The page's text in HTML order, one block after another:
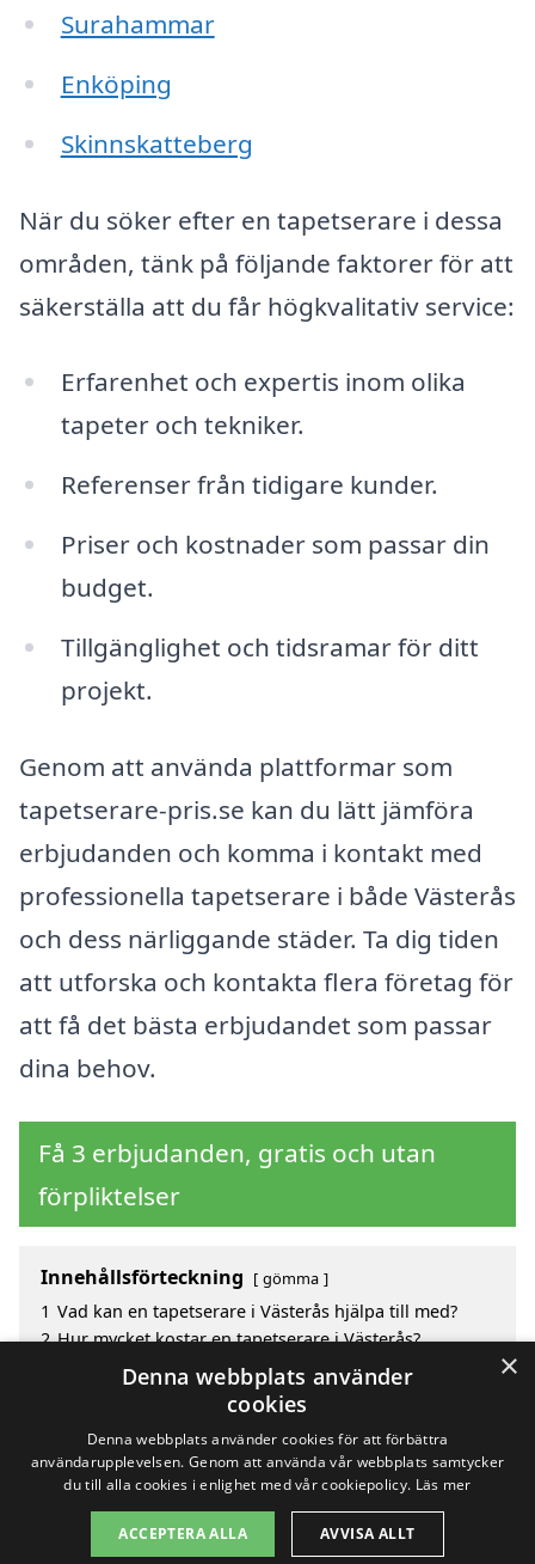
Surahammar
Enköping
Skinnskatteberg
När du söker efter en tapetserare i dessa
områden, tänk på följande faktorer för att
säkerställa att du får högkvalitativ service:
Erfarenhet och expertis inom olika
tapeter och tekniker.
Referenser från tidigare kunder.
Priser och kostnader som passar din
budget.
Tillgänglighet och tidsramar för ditt
projekt.
Genom att använda plattformar som
tapetserare-pris.se kan du lätt jämföra
erbjudanden och komma i kontakt med
professionella tapetserare i både Västerås
och dess närliggande städer. Ta dig tiden
att utforska och kontakta flera företag för
att få det bästa erbjudandet som passar
dina behov.
Få 3 erbjudanden, gratis och utan
förpliktelser
Innehållsförteckning gömma
1 Vad kan en tapetserare i Västerås hjälpa till med?
2 Hur mycket kostar en tapetserare i Västerås?
Fördelar med att välja tapetserare i Västerås
Sök efter en skicklig tapetserare i de omgivande
Copyright 2026 - Pilanto Aps
×
Denna webbplats använder
cookies
Denna webbplats använder cookies för att förbättra
användarupplevelsen. Genom att använda vår webbplats samtycker
du till alla cookies i enlighet med vår cookiepolicy. Läs mer
ACCEPTERA ALLA AVVISA ALLT